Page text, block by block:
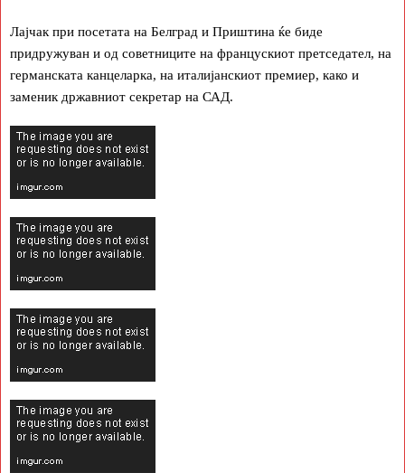
Лајчак при посетата на Белград и Приштина ќе биде
придружуван и од советниците на францускиот претседател, на
германската канцеларка, на италијанскиот премиер, како и
заменик државниот секретар на САД.